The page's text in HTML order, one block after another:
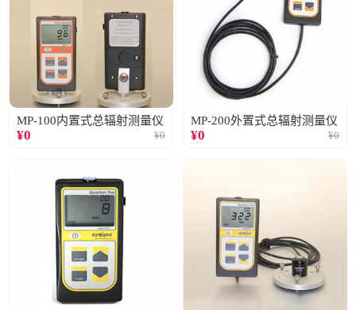
MP-100内置式总辐射测量仪
¥0 ¥0
MP-200外置式总辐射测量仪
¥0 ¥0